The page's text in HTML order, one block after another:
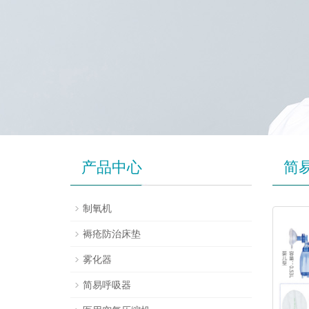
简
产品中心
制氧机
褥疮防治床垫
雾化器
简易呼吸器